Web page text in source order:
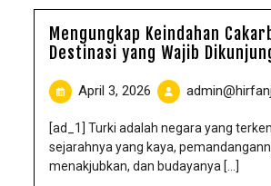
Mengungkap Keindahan
Destinasi yang Wajib
April 3, 2026
[ad_1] Turki adalah negara yang
sejarahnya yang kaya,
menakjubkan, dan budayanya [...]